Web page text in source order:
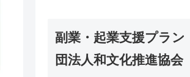
副業・起業支援プラ
団法人和文化推進協会